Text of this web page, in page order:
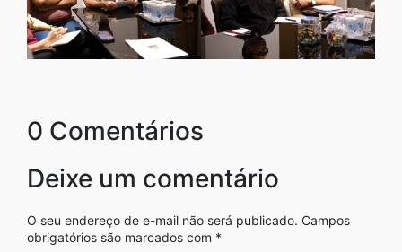
0 Comentários
Deixe um comentário
O seu endereço de e-mail não será publicado. Campos
obrigatórios são marcados com *